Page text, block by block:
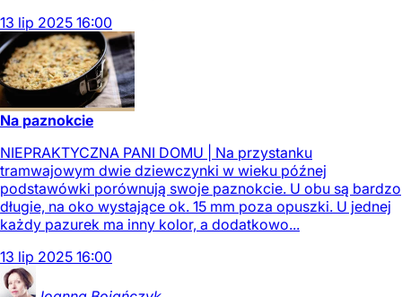
13 lip 2025 16:00
Na paznokcie
NIEPRAKTYCZNA PANI DOMU | Na przystanku
tramwajowym dwie dziewczynki w wieku późnej
podstawówki porównują swoje paznokcie. U obu są bardzo
długie, na oko wystające ok. 15 mm poza opuszki. U jednej
każdy pazurek ma inny kolor, a dodatkowo...
13 lip 2025 16:00